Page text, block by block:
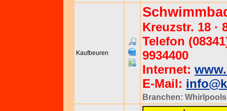
Kaufbeuren
Kreuzstr. 18 ·
Telefon
9934400
Internet:
E-Mail:
Branchen: Whirlpools